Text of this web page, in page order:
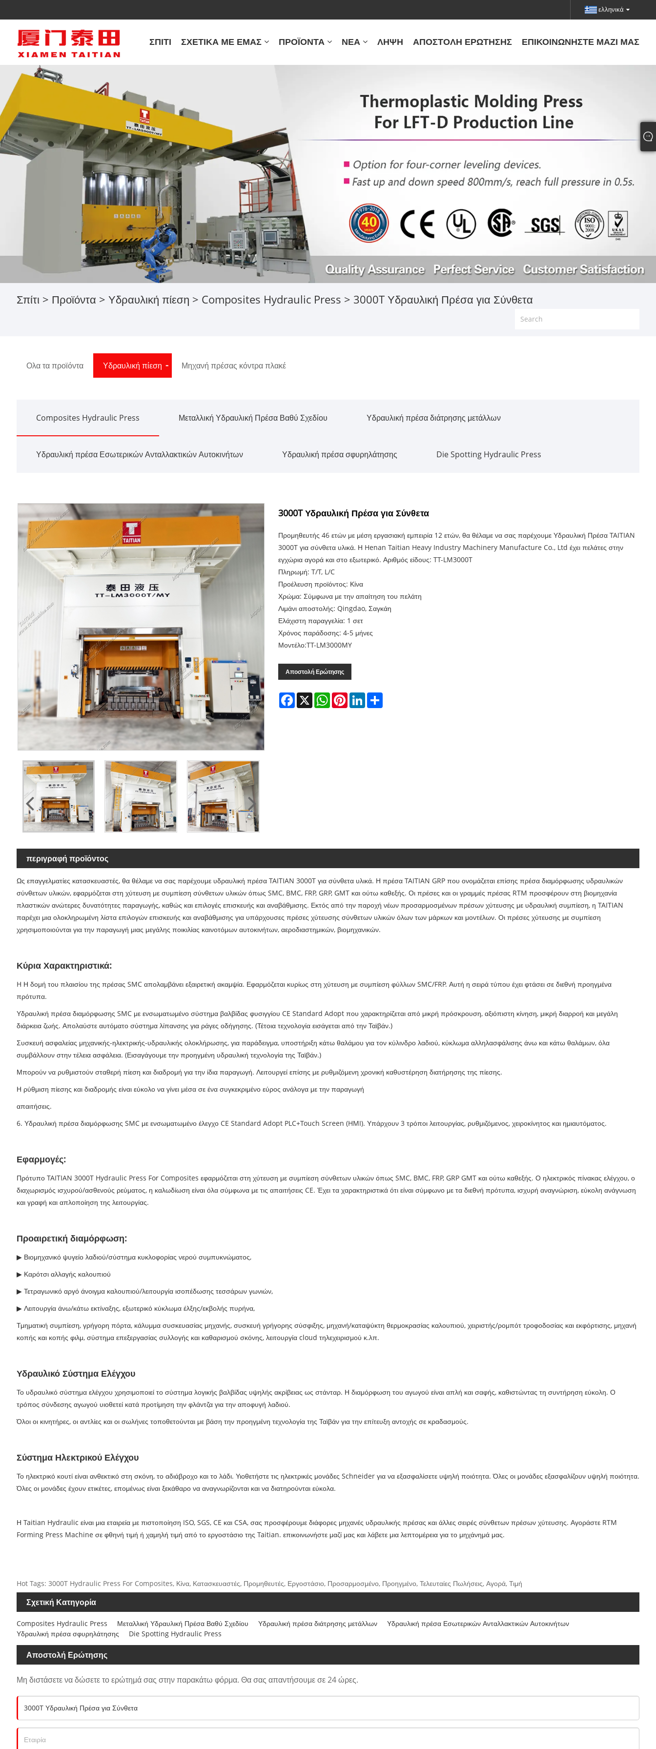
ελληνικά
ΣΠΊΤΙ ΣΧΕΤΙΚΆ ΜΕ ΕΜΆΣ ΠΡΟΪΌΝΤΑ ΝΈΑ ΛΉΨΗ ΑΠΟΣΤΟΛΉ ΕΡΏΤΗΣΗΣ ΕΠΙΚΟΙΝΩΝΉΣΤΕ ΜΑΖΊ ΜΑΣ
Σπίτι > Προϊόντα > Υδραυλική πίεση > Composites Hydraulic Press > 3000T Υδραυλική Πρέσα για Σύνθετα
Ολα τα προϊόντα Υδραυλική πίεση Μηχανή πρέσας κόντρα πλακέ
Composites Hydraulic Press Μεταλλική Υδραυλική Πρέσα Βαθύ Σχεδίου Υδραυλική πρέσα διάτρησης μετάλλων
Υδραυλική πρέσα Εσωτερικών Ανταλλακτικών Αυτοκινήτων Υδραυλική πρέσα σφυρηλάτησης Die Spotting Hydraulic Press
3000T Υδραυλική Πρέσα για Σύνθετα
Προμηθευτής 46 ετών με μέση εργασιακή εμπειρία 12 ετών, θα θέλαμε να σας παρέχουμε Υδραυλική Πρέσα TAITIAN
3000T για σύνθετα υλικά. Η Henan Taitian Heavy Industry Machinery Manufacture Co., Ltd έχει πελάτες στην
εγχώρια αγορά και στο εξωτερικό. Αριθμός είδους: TT-LM3000T
Πληρωμή: T/T, L/C
Προέλευση προϊόντος: Κίνα
Χρώμα: Σύμφωνα με την απαίτηση του πελάτη
Λιμάνι αποστολής: Qingdao, Σαγκάη
Ελάχιστη παραγγελία: 1 σετ
Χρόνος παράδοσης: 4-5 μήνες
Μοντέλο:TT-LM3000MY
Αποστολή Ερώτησης
Facebook
X WhatsAppPinterestLinkedInShare
περιγραφή προϊόντος
Ως επαγγελματίες κατασκευαστές, θα θέλαμε να σας παρέχουμε υδραυλική πρέσα TAITIAN 3000T για σύνθετα υλικά. Η πρέσα TAITIAN GRP που ονομάζεται επίσης πρέσα διαμόρφωσης υδραυλικών
σύνθετων υλικών, εφαρμόζεται στη χύτευση με συμπίεση σύνθετων υλικών όπως SMC, BMC, FRP, GRP, GMT και ούτω καθεξής. Οι πρέσες και οι γραμμές πρέσας RTM προσφέρουν στη βιομηχανία
πλαστικών ανώτερες δυνατότητες παραγωγής, καθώς και επιλογές επισκευής και αναβάθμισης. Εκτός από την παροχή νέων προσαρμοσμένων πρέσων χύτευσης με υδραυλική συμπίεση, η TAITIAN
παρέχει μια ολοκληρωμένη λίστα επιλογών επισκευής και αναβάθμισης για υπάρχουσες πρέσες χύτευσης σύνθετων υλικών όλων των μάρκων και μοντέλων. Οι πρέσες χύτευσης με συμπίεση
χρησιμοποιούνται για την παραγωγή μιας μεγάλης ποικιλίας καινοτόμων αυτοκινήτων, αεροδιαστημικών, βιομηχανικών.
Κύρια Χαρακτηριστικά:
H Η δομή του πλαισίου της πρέσας SMC απολαμβάνει εξαιρετική ακαμψία. Εφαρμόζεται κυρίως στη χύτευση με συμπίεση φύλλων SMC/FRP. Αυτή η σειρά τύπου έχει φτάσει σε διεθνή προηγμένα
πρότυπα.
Υδραυλική πρέσα διαμόρφωσης SMC με ενσωματωμένο σύστημα βαλβίδας φυσιγγίου CE Standard Adopt που χαρακτηρίζεται από μικρή πρόσκρουση, αξιόπιστη κίνηση, μικρή διαρροή και μεγάλη
διάρκεια ζωής. Απολαύστε αυτόματο σύστημα λίπανσης για ράγες οδήγησης. (Τέτοια τεχνολογία εισάγεται από την Ταϊβάν.)
Συσκευή ασφαλείας μηχανικής-ηλεκτρικής-υδραυλικής ολοκλήρωσης, για παράδειγμα, υποστήριξη κάτω θαλάμου για τον κύλινδρο λαδιού, κύκλωμα αλληλασφάλισης άνω και κάτω θαλάμων, όλα
συμβάλλουν στην τέλεια ασφάλεια. (Εισαγάγουμε την προηγμένη υδραυλική τεχνολογία της Ταϊβάν.)
Μπορούν να ρυθμιστούν σταθερή πίεση και διαδρομή για την ίδια παραγωγή. Λειτουργεί επίσης με ρυθμιζόμενη χρονική καθυστέρηση διατήρησης της πίεσης.
Η ρύθμιση πίεσης και διαδρομής είναι εύκολο να γίνει μέσα σε ένα συγκεκριμένο εύρος ανάλογα με την παραγωγή
απαιτήσεις.
6. Υδραυλική πρέσα διαμόρφωσης SMC με ενσωματωμένο έλεγχο CE Standard Adopt PLC+Touch Screen (HMI). Υπάρχουν 3 τρόποι λειτουργίας, ρυθμιζόμενος, χειροκίνητος και ημιαυτόματος.
Εφαρμογές:
Πρότυπο TAITIAN 3000T Hydraulic Press For Composites εφαρμόζεται στη χύτευση με συμπίεση σύνθετων υλικών όπως SMC, BMC, FRP, GRP GMT και ούτω καθεξής. Ο ηλεκτρικός πίνακας ελέγχου, ο
διαχωρισμός ισχυρού/ασθενούς ρεύματος, η καλωδίωση είναι όλα σύμφωνα με τις απαιτήσεις CE. Έχει τα χαρακτηριστικά ότι είναι σύμφωνο με τα διεθνή πρότυπα, ισχυρή αναγνώριση, εύκολη ανάγνωση
και γραφή και απλοποίηση της λειτουργίας.
Προαιρετική διαμόρφωση:
▶ Βιομηχανικό ψυγείο λαδιού/σύστημα κυκλοφορίας νερού συμπυκνώματος,
▶ Καρότσι αλλαγής καλουπιού
▶ Τετραγωνικό αργό άνοιγμα καλουπιού/λειτουργία ισοπέδωσης τεσσάρων γωνιών,
▶ Λειτουργία άνω/κάτω εκτίναξης, εξωτερικό κύκλωμα έλξης/εκβολής πυρήνα,
Τμηματική συμπίεση, γρήγορη πόρτα, κάλυμμα συσκευασίας μηχανής, συσκευή γρήγορης σύσφιξης, μηχανή/καταψύκτη θερμοκρασίας καλουπιού, χειριστής/ρομπότ τροφοδοσίας και εκφόρτισης, μηχανή
κοπής και κοπής φιλμ, σύστημα επεξεργασίας συλλογής και καθαρισμού σκόνης, λειτουργία cloud τηλεχειρισμού κ.λπ.
Υδραυλικό Σύστημα Ελέγχου
Το υδραυλικό σύστημα ελέγχου χρησιμοποιεί το σύστημα λογικής βαλβίδας υψηλής ακρίβειας ως στάνταρ. Η διαμόρφωση του αγωγού είναι απλή και σαφής, καθιστώντας τη συντήρηση εύκολη. Ο
τρόπος σύνδεσης αγωγού υιοθετεί κατά προτίμηση την φλάντζα για την αποφυγή λαδιού.
Όλοι οι κινητήρες, οι αντλίες και οι σωλήνες τοποθετούνται με βάση την προηγμένη τεχνολογία της Ταϊβάν για την επίτευξη αντοχής σε κραδασμούς.
Σύστημα Ηλεκτρικού Ελέγχου
Το ηλεκτρικό κουτί είναι ανθεκτικό στη σκόνη, το αδιάβροχο και το λάδι. Υιοθετήστε τις ηλεκτρικές μονάδες Schneider για να εξασφαλίσετε υψηλή ποιότητα. Όλες οι μονάδες εξασφαλίζουν υψηλή ποιότητα.
Όλες οι μονάδες έχουν ετικέτες, επομένως είναι ξεκάθαρο να αναγνωρίζονται και να διατηρούνται εύκολα.
Η Taitian Hydraulic είναι μια εταιρεία με πιστοποίηση ISO, SGS, CE και CSA, σας προσφέρουμε διάφορες μηχανές υδραυλικής πρέσας και άλλες σειρές σύνθετων πρέσων χύτευσης. Αγοράστε RTM
Forming Press Machine σε φθηνή τιμή ή χαμηλή τιμή από το εργοστάσιο της Taitian. επικοινωνήστε μαζί μας και λάβετε μια λεπτομέρεια για το μηχάνημά μας.
Hot Tags: 3000T Hydraulic Press For Composites, Κίνα, Κατασκευαστές, Προμηθευτές, Εργοστάσιο, Προσαρμοσμένο, Προηγμένο, Τελευταίες Πωλήσεις, Αγορά, Τιμή
Σχετική Κατηγορία
Composites Hydraulic Press Μεταλλική Υδραυλική Πρέσα Βαθύ Σχεδίου Υδραυλική πρέσα διάτρησης μετάλλων
Υδραυλική πρέσα Εσωτερικών Ανταλλακτικών Αυτοκινήτων
Υδραυλική πρέσα σφυρηλάτησης
Die Spotting Hydraulic Press
Αποστολή Ερώτησης
Μη διστάσετε να δώσετε το ερώτημά σας στην παρακάτω φόρμα. Θα σας απαντήσουμε σε 24 ώρες.